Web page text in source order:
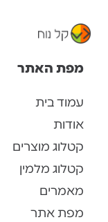
מפת האתר
עמוד בית
אודות
קטלוג מוצרים
קטלוג מלמין
מאמרים
מפת אתר